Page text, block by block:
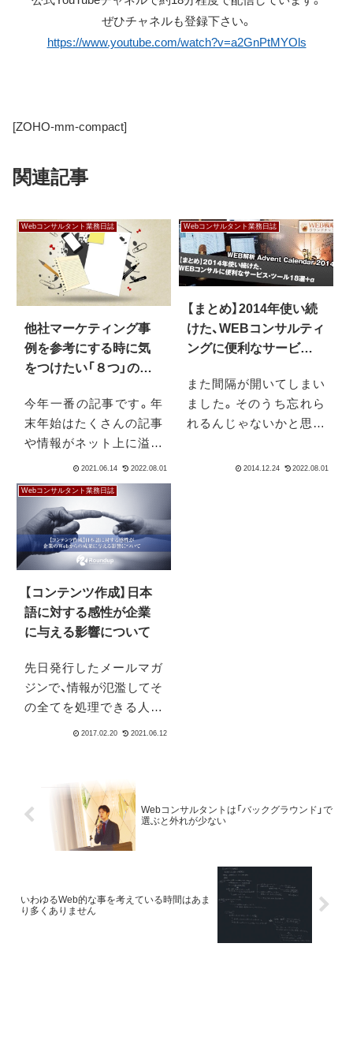
ぜひチャネルも登録下さい。
https://www.youtube.com/watch?v=a2GnPtMYOls
[ZOHO-mm-compact]
関連記事
Webコンサルタント業務日誌
他社マーケティング事
例を参考にする時に気
をつけたい「８つ」のポ
今年一番の記事です。年
末年始はたくさんの記事
や情報がネット上に溢れ
ます。ただ、それらの情報
を鵜呑みにしてしまうこ
しては、そもそも情報収集
の際の態度としては避け
ておくべきものです。な
その情報を裏...
Webコンサルタント業務日誌
【まとめ】2014年使い続
けた、WEBコンサルティ
ングに便利なサービス・
また間隔が開いてしまい
ました。そのうち忘れら
れるんじゃないかと思っ
クスを見るのですが、セッ
Webコンサルタント業務日誌
【コンテンツ作成】日本
語に対する感性が企業
に与える影響について
先日発行したメールマガ
ジンで、情報が氾濫してそ
の全てを処理できる人間
いずれバックナンバーペ
ージに載ると思います。
メルマガではどちらかと
いうと、「情報の受け手と
Webコンサルタントは「バックグラウンド」で
選ぶと外れが少ない
いわゆるWeb的な事を考えている時間はあま
り多くありません